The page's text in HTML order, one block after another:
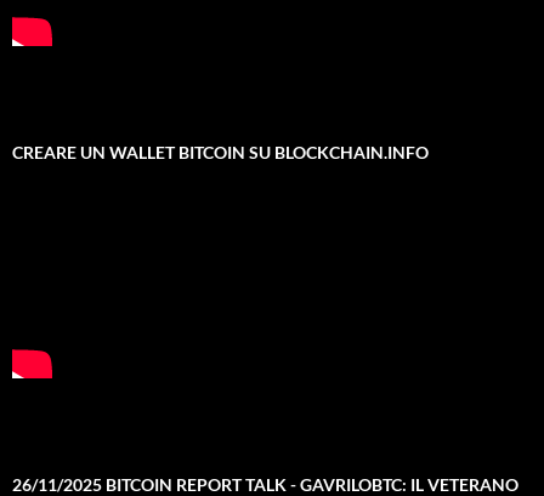
CREARE UN WALLET BITCOIN SU BLOCKCHAIN.INFO
26/11/2025 BITCOIN REPORT TALK - GAVRILOBTC: IL VETERANO